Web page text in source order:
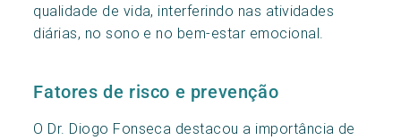
qualidade de vida, interferindo nas atividades
diárias, no sono e no bem-estar emocional.
Fatores de risco e prevenção
O Dr. Diogo Fonseca destacou a importância de